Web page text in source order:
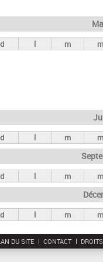
r
c
d l m m
d l m m
d l m m
d l m m
DU SITE CONTACT